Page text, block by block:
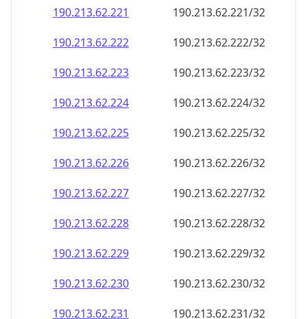
190.213.62.221
190.213.62.221/32
190.213.62.222
190.213.62.222/32
190.213.62.223
190.213.62.223/32
190.213.62.224
190.213.62.224/32
190.213.62.225
190.213.62.225/32
190.213.62.226
190.213.62.226/32
190.213.62.227
190.213.62.227/32
190.213.62.228
190.213.62.228/32
190.213.62.229
190.213.62.229/32
190.213.62.230
190.213.62.230/32
190.213.62.231
190.213.62.231/32